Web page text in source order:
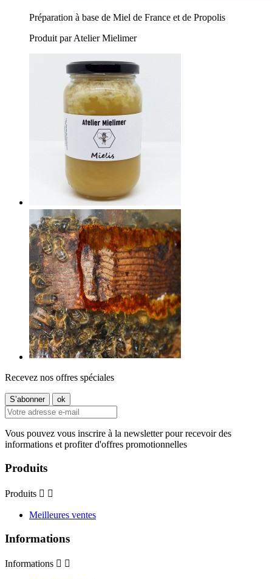
Préparation à base de Miel de France et de Propolis
Produit par Atelier Mielimer
Recevez nos offres spéciales
Vous pouvez vous inscrire à la newsletter pour recevoir des
informations et profiter d'offres promotionnelles
Produits
Produits  
Meilleures ventes
Informations
Informations  